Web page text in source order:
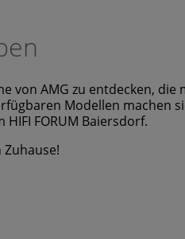
von AMG zu entdecken, die
Modellen machen
FORUM Baiersdorf.